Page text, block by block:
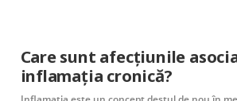
Care sunt afecțiunile
inflamația cronică?